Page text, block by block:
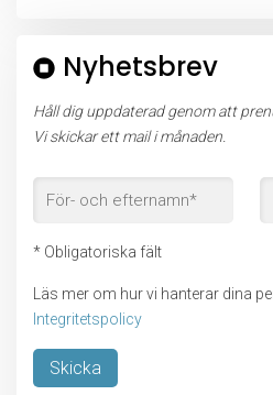
Nyhetsbrev
Håll dig uppdaterad genom att
Vi skickar ett mail i månaden.
* Obligatoriska fält
Läs mer om hur vi hanterar dina
Integritetspolicy